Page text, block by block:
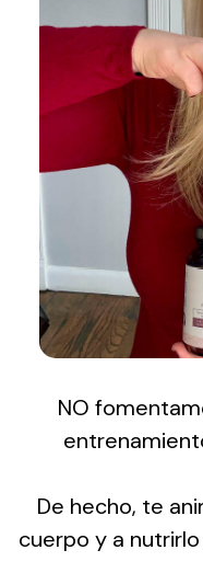
NO
De hecho, te
cuerpo y a